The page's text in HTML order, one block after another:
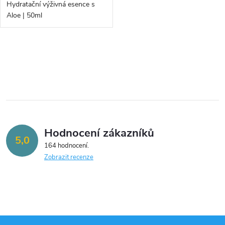
d
u
ů
d
t
ů
Hydratační výživná esence s
Aloe | 50ml
l
d
a
p
5,0 Hodnocení zákazníků
164 hodnocení
Zobrazit recenze